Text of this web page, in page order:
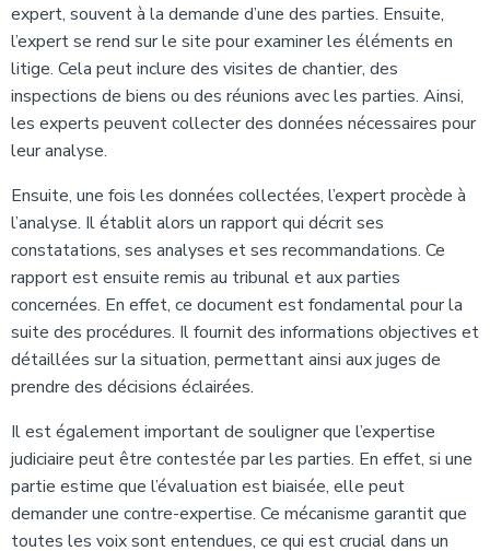
expert, souvent à la demande d’une des parties. Ensuite,
l’expert se rend sur le site pour examiner les éléments en
litige. Cela peut inclure des visites de chantier, des
inspections de biens ou des réunions avec les parties. Ainsi,
les experts peuvent collecter des données nécessaires pour
leur analyse.
Ensuite, une fois les données collectées, l’expert procède à
l’analyse. Il établit alors un rapport qui décrit ses
constatations, ses analyses et ses recommandations. Ce
rapport est ensuite remis au tribunal et aux parties
concernées. En effet, ce document est fondamental pour la
suite des procédures. Il fournit des informations objectives et
détaillées sur la situation, permettant ainsi aux juges de
prendre des décisions éclairées.
Il est également important de souligner que l’expertise
judiciaire peut être contestée par les parties. En effet, si une
partie estime que l’évaluation est biaisée, elle peut
demander une contre-expertise. Ce mécanisme garantit que
toutes les voix sont entendues, ce qui est crucial dans un